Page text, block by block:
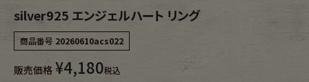
レディース商品カテゴリーから探す
Tops
silver925 エンジェルハート リング
商品番号 20260610acs022
販売価格 ¥4,180税込